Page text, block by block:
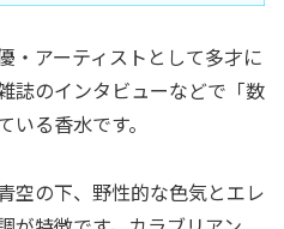
・アーティストとして多才に
誌のインタビューなどで「数
る香水です。
空の下、野性的な色気とエレ